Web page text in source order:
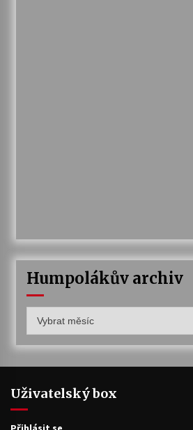
Humpolákův archiv
archiv
Uživatelský box